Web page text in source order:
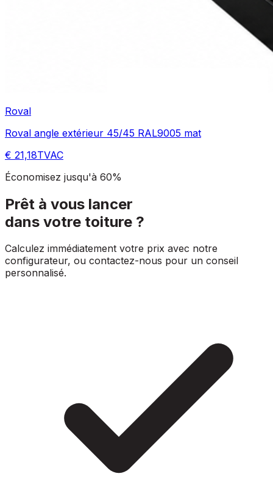
Roval
Roval angle extérieur 45/45 RAL9005 mat
€ 21,18TVAC
Économisez jusqu'à 60%
Prêt à vous lancer
dans votre toiture ?
Calculez immédiatement votre prix avec notre
configurateur, ou contactez-nous pour un conseil
personnalisé.